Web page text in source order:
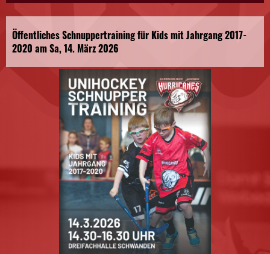
Öffentliches Schnuppertraining für Kids mit Jahrgang 2017-
2020 am Sa, 14. März 2026